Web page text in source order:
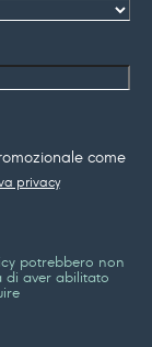
come
privacy
potrebbero non
di aver abilitato